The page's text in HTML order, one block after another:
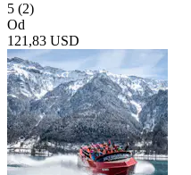
5 (2)
Od
121,83 USD